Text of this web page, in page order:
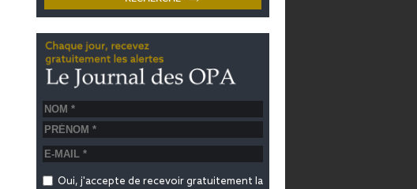
Oui, j'accepte de recevoir gratuitement la